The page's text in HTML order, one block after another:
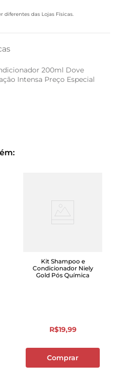
diferentes das Lojas Físicas.
200ml Dove
Intensa Preço Especial
Kit Shampoo e
Condicionador Niely
Gold Pós Química
R$19,99
Comprar